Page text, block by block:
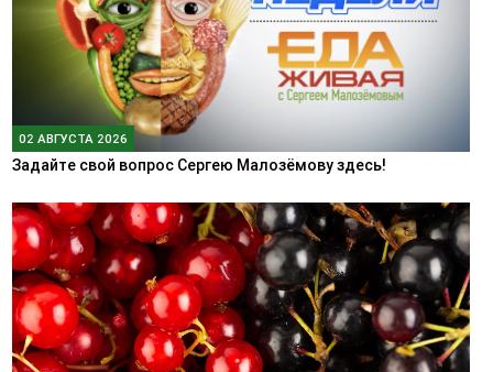
02 АВГУСТА 2026
Задайте свой вопрос Сергею Малозёмову здесь!